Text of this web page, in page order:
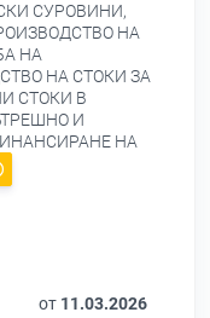
СУРОВИНИ,
НА
НА
НА СТОКИ ЗА
СТОКИ В
И
НА
от 11.03.2026